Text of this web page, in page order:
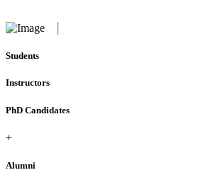
Students
Instructors
PhD Candidates
+
Alumni